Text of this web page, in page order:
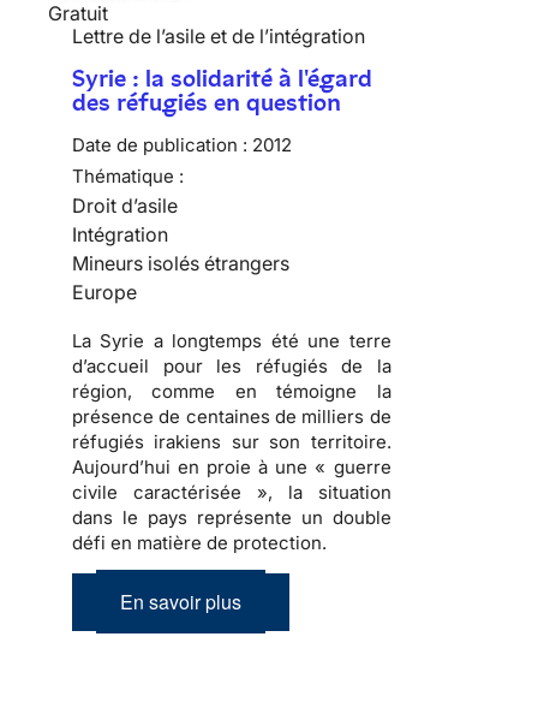
Gratuit
Lettre de l’asile et de l’intégration
Syrie : la solidarité à l'égard
des réfugiés en question
Date de publication : 2012
Thématique :
Droit d’asile
Intégration
Mineurs isolés étrangers
Europe
La Syrie a longtemps été une terre
d’accueil pour les réfugiés de la
région, comme en témoigne la
présence de centaines de milliers de
réfugiés irakiens sur son territoire.
Aujourd’hui en proie à une « guerre
civile caractérisée », la situation
dans le pays représente un double
défi en matière de protection.
En savoir plus